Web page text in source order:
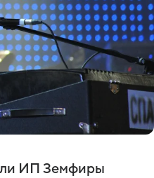
ИП Земфиры